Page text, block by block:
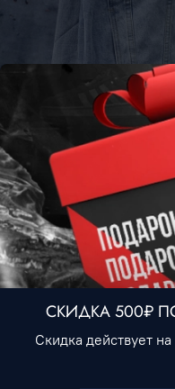
Куртка джинсовая
3 990 ₽
В избранное
СКИДКА 500₽
Скидка действует